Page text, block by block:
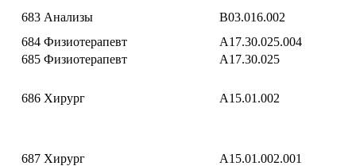
683 Анализы
B03.016.002
684 Физиотерапевт
A17.30.025.004
685 Физиотерапевт A17.30.025
686 Хирург A15.01.002
687 Хирург A15.01.002.001